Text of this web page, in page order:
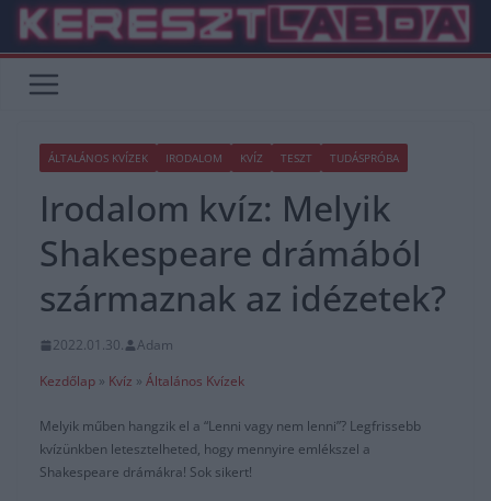
Skip
content
ÁLTALÁNOS KVÍZEK IRODALOM KVÍZ TESZT TUDÁSPRÓBA
Irodalom kvíz: Melyik
Shakespeare drámából
származnak az idézetek?
2022.01.30.
Adam
Kezdőlap » Kvíz » Általános Kvízek
Melyik műben hangzik el a “Lenni vagy nem lenni”? Legfrissebb
kvízünkben letesztelheted, hogy mennyire emlékszel a
Shakespeare drámákra! Sok sikert!